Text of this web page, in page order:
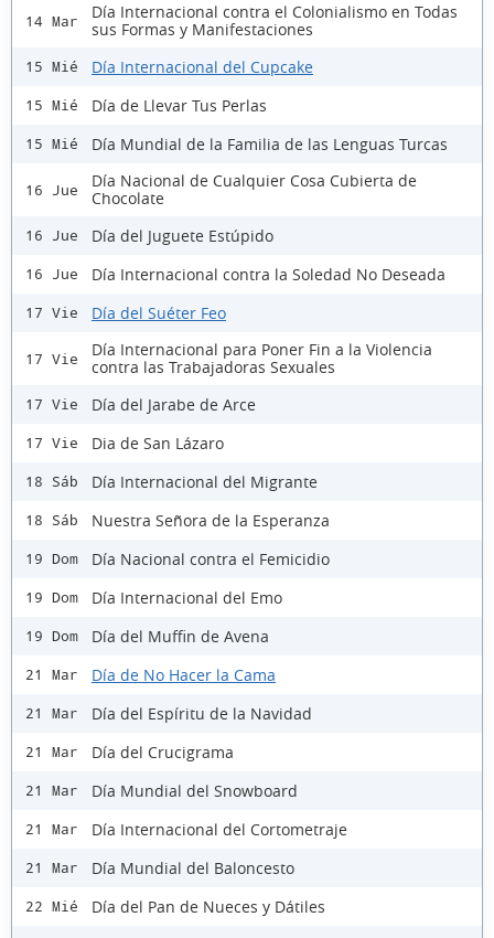
14 Mar
Día Internacional contra el Colonialismo en Todas
sus Formas y Manifestaciones
15 Mié Día Internacional del Cupcake
15 Mié Día de Llevar Tus Perlas
15 Mié Día Mundial de la Familia de las Lenguas Turcas
16 Jue
Día Nacional de Cualquier Cosa Cubierta de
Chocolate
16 Jue Día del Juguete Estúpido
16 Jue Día Internacional contra la Soledad No Deseada
17 Vie Día del Suéter Feo
17 Vie
Día Internacional para Poner Fin a la Violencia
contra las Trabajadoras Sexuales
17 Vie Día del Jarabe de Arce
17 Vie Dia de San Lázaro
18 Sáb Día Internacional del Migrante
18 Sáb Nuestra Señora de la Esperanza
19 Dom Día Nacional contra el Femicidio
19 Dom Día Internacional del Emo
19 Dom Día del Muffin de Avena
21 Mar Día de No Hacer la Cama
21 Mar Día del Espíritu de la Navidad
21 Mar Día del Crucigrama
21 Mar Día Mundial del Snowboard
21 Mar Día Internacional del Cortometraje
21 Mar Día Mundial del Baloncesto
22 Mié Día del Pan de Nueces y Dátiles